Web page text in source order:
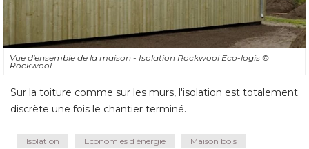
Vue d'ensemble de la maison - Isolation Rockwool Eco-logis ©
Rockwool
Sur la toiture comme sur les murs, l'isolation est totalement
discrète une fois le chantier terminé.
Isolation Economies d énergie
Maison bois